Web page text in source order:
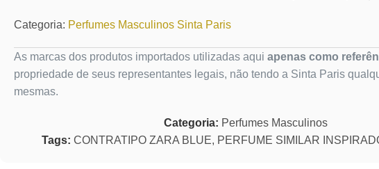
Categoria: Perfumes Masculinos Sinta Paris
As marcas dos produtos importados utilizadas aqui apenas como
propriedade de seus representantes legais, não tendo a Sinta Paris
mesmas.
Categoria: Perfumes Masculinos
Tags: CONTRATIPO ZARA BLUE, PERFUME SIMILAR